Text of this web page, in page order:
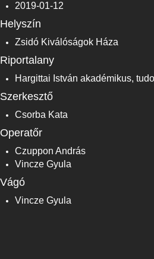
2019-01-12
Helyszín
Zsidó Kiválóságok Háza
Riportalany
Hargittai István akadémikus,
Szerkesztő
Csorba Kata
Operatőr
Czuppon András
Vincze Gyula
Vágó
Vincze Gyula